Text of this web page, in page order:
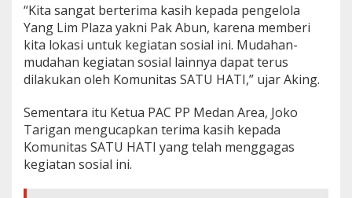
“Kita sangat berterima kasih kepada pengelola
Yang Lim Plaza yakni Pak Abun, karena memberi
kita lokasi untuk kegiatan sosial ini. Mudahan-
mudahan kegiatan sosial lainnya dapat terus
dilakukan oleh Komunitas SATU HATI,” ujar Aking.
Sementara itu Ketua PAC PP Medan Area, Joko
Tarigan mengucapkan terima kasih kepada
Komunitas SATU HATI yang telah menggagas
kegiatan sosial ini.